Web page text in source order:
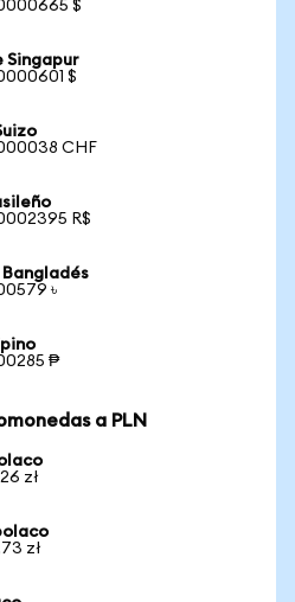
$
Singapur
$
CHF
R$
Bangladés
৳
₱
a PLN
zł
zł